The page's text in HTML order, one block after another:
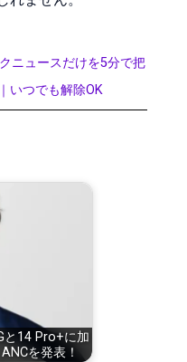
ニュースだけを5分で把
いつでも解除OK
と14 Pro+に加
を発表！